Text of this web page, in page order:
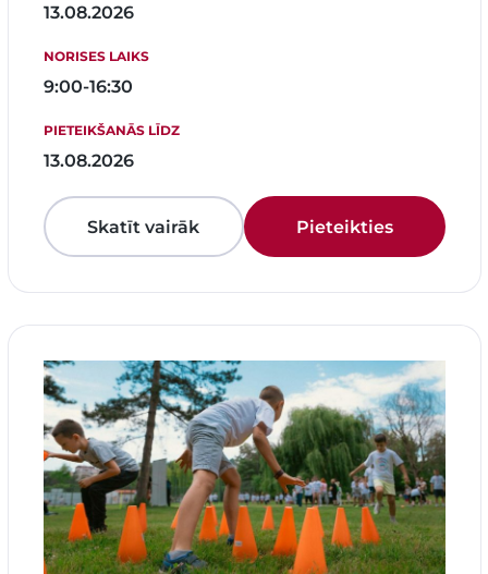
13.08.2026
NORISES LAIKS
9:00-16:30
PIETEIKŠANĀS LĪDZ
13.08.2026
Skatīt vairāk Pieteikties